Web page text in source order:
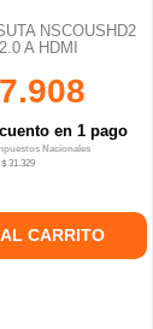
NSCOUSHD2
A HDMI
en 1 pago
Nacionales
$ 31.329
CARRITO